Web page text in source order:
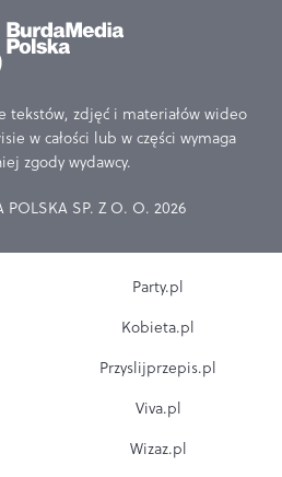
tekstów, zdjęć i materiałów wideo
w całości lub w części wymaga
zgody wydawcy.
POLSKA SP. Z O. O. 2026
Party.pl
Kobieta.pl
Przyslijprzepis.pl
Viva.pl
Wizaz.pl